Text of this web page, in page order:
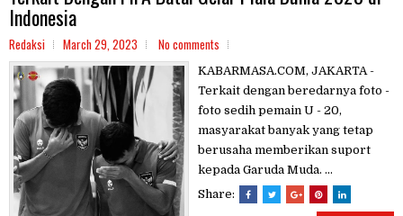
Indonesia
Redaksi March 29, 2023 No comments
KABARMASA.COM, JAKARTA -
Terkait dengan beredarnya foto -
foto sedih pemain U - 20,
masyarakat banyak yang tetap
berusaha memberikan suport
kepada Garuda Muda. ...
Share: